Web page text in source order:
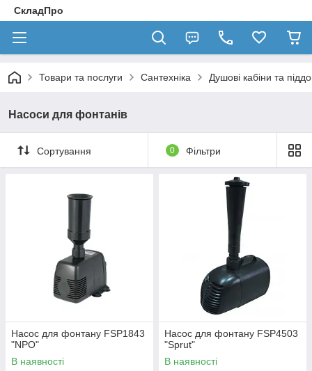
СкладПро
Товари та послуги Сантехніка Душові кабіни та
Насоси для фонтанів
Сортування 0 Фільтри
Насос для фонтану FSP1843
"NPO"
В наявності
Насос для фонтану FSP4503
"Sprut"
В наявності